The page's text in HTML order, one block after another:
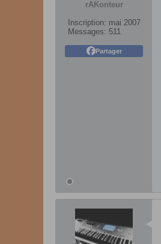
rAKonteur
Inscription: mai 2007
Messages: 511
Partager